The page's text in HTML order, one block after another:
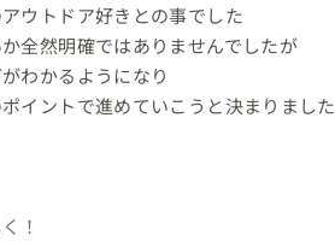
ウトドア好きとの事でした
全然明確ではありませんでしたが
わかるようになり
イントで進めていこうと決まりました
！